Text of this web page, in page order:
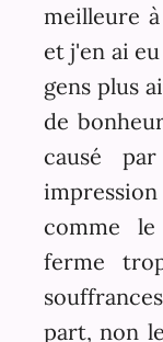
meilleure
et j'en ai
gens plus
de
causé
comme
ferme
part, non